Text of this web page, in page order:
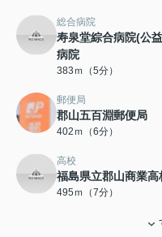
総合病院
寿泉堂綜合病院(公
病院
383ｍ（5分）
郵便局
郡山五百淵郵便局
402ｍ（6分）
高校
福島県立郡山商業高
495ｍ（7分）